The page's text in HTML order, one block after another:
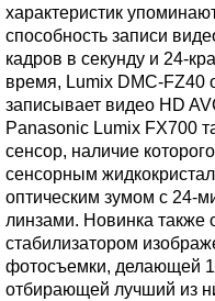
характеристик
способность записи
кадров в секунду и 24-
время, Lumix DMC-FZ40
записывает видео HD
Panasonic Lumix FX700
сенсор, наличие
сенсорным
оптическим зумом с 24-
линзами. Новинка также
стабилизатором
фотосъемки, делающей
отбирающей лучший из